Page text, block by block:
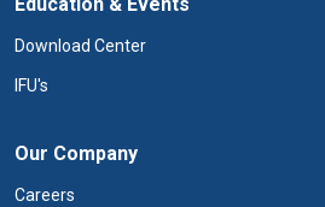
Download Center
IFU's
Our Company
Careers